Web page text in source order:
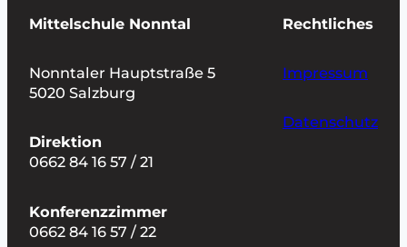
Mittelschule Nonntal
Nonntaler Hauptstraße 5
5020 Salzburg
Direktion
0662 84 16 57 / 21
Konferenzzimmer
0662 84 16 57 / 22
Rechtliches
Impressum
Datenschutz